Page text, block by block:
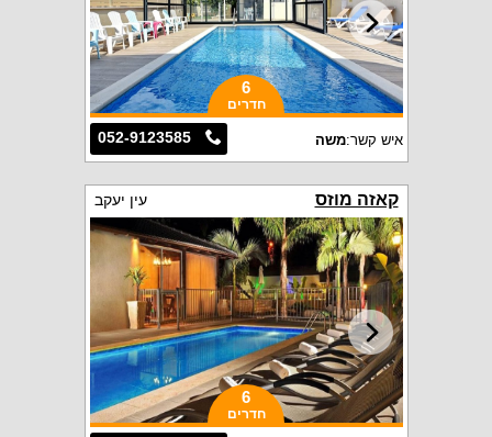
6
חדרים
052-9123585 איש קשר:משה
קאזה מוזס עין יעקב
6
חדרים